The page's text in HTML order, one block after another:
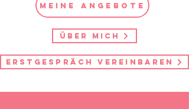
Meine Angebote
Über mich
Erstgespräch vereinbaren